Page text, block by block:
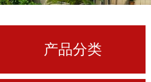
产品分类